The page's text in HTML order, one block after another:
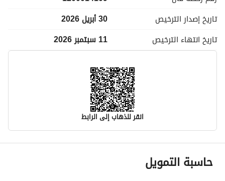
تاريخ إصدار الترخيص
30 أبريل 2026
تاريخ انتهاء الترخيص 11 سبتمبر 2026
انقر للذهاب إلى الرابط
معلومات مسؤول الإعلان
اسم المسؤول
حاسبة التمويل